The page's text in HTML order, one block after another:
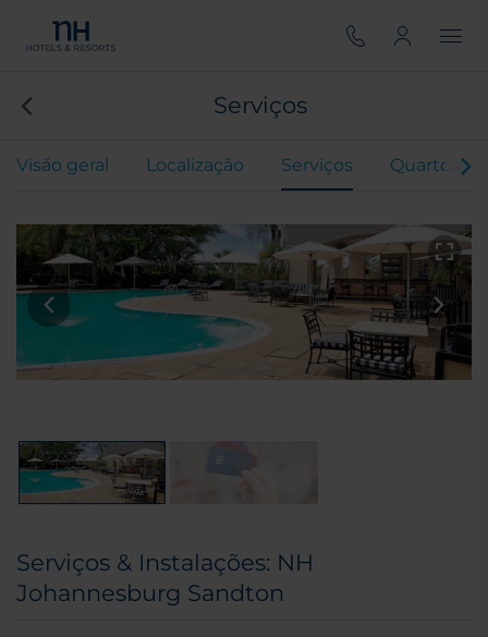
Serviços
Visão geral Localização Serviços Quartos
Serviços & Instalações: NH
Johannesburg Sandton